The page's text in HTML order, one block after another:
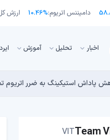
دامیننس اتریوم:10.46% ارزش
اﺧﺒﺎر تحلیل آموزش
تهدیدی فوری‌تر ازدر حال سقوط است
در ۶۴ هزار دلار درجا می‌زند؟
Team
VIT